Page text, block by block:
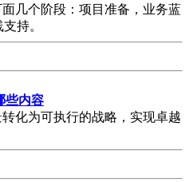
几个阶段：项目准备，业务蓝
持。
些内容
化为可执行的战略，实现卓越